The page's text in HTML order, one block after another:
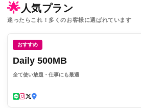
🌟 人気プラン
迷ったらこれ！多くのお客様に選ばれています
おすすめ
Daily 500MB
全て使い放題・仕事にも最適